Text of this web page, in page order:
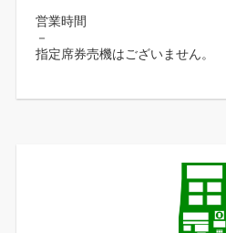
営業時間
－
指定席券売機はございません。